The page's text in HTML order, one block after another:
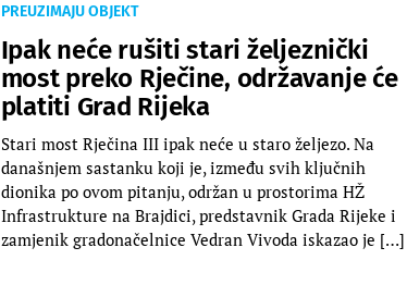
PREUZIMAJU OBJEKT
Ipak neće rušiti stari željeznički
most preko Rječine, održavanje će
platiti Grad Rijeka
Stari most Rječina III ipak neće u staro željezo. Na
današnjem sastanku koji je, između svih ključnih
dionika po ovom pitanju, održan u prostorima HŽ
Infrastrukture na Brajdici, predstavnik Grada Rijeke i
zamjenik gradonačelnice Vedran Vivoda iskazao je […]